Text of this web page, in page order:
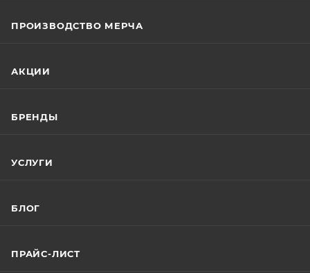
ПРОИЗВОДСТВО МЕРЧА
АКЦИИ
БРЕНДЫ
УСЛУГИ
БЛОГ
ПРАЙС-ЛИСТ